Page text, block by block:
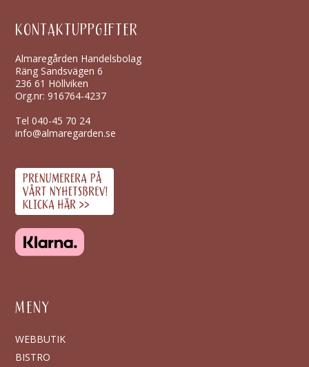
KONTAKTUPPGIFTER
Almaregården Handelsbolag
Räng Sandsvägen 6
236 61 Höllviken
Org.nr: 916764-4237
Tel040-45 70 24
info@almaregarden.se
MENY
WEBBUTIK
BISTRO